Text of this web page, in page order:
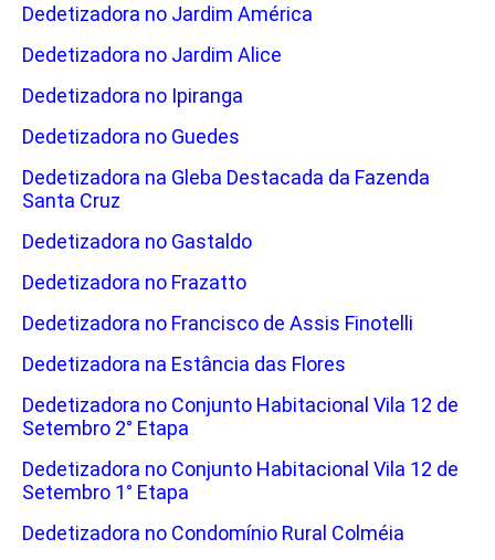
Dedetizadora no Jardim América
Dedetizadora no Jardim Alice
Dedetizadora no Ipiranga
Dedetizadora no Guedes
Dedetizadora na Gleba Destacada da Fazenda
Santa Cruz
Dedetizadora no Gastaldo
Dedetizadora no Frazatto
Dedetizadora no Francisco de Assis Finotelli
Dedetizadora na Estância das Flores
Dedetizadora no Conjunto Habitacional Vila 12 de
Setembro 2° Etapa
Dedetizadora no Conjunto Habitacional Vila 12 de
Setembro 1° Etapa
Dedetizadora no Condomínio Rural Colméia